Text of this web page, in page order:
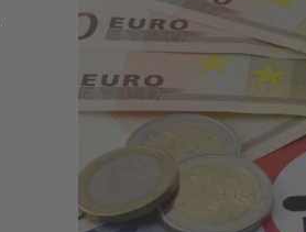
Recht, Sicherheit & Ordnung
Künstliche Intelligenz
(AKADEMIE HERKERT)
Zoll und Export
& Arbeitshilfen
Zollverfahren & Zollvorschriften
(AKADEMIE HERKERT)